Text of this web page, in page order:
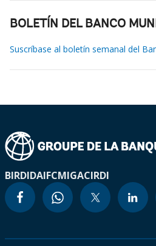
BOLETÍN DEL BANCO
Suscríbase al boletín semanal del
BIRDIDAIFCMIGACIRDI